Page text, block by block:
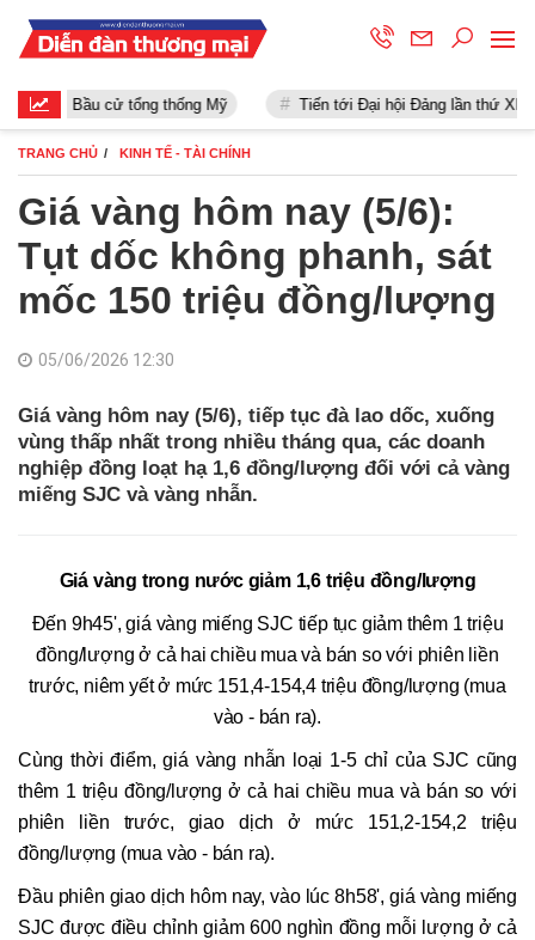
Bầu cử tổng thống Mỹ Tiến tới Đại hội Đảng lần thứ XIII
TRANG CHỦ KINH TẾ - TÀI CHÍNH
Giá vàng hôm nay (5/6):
Tụt dốc không phanh, sát
mốc 150 triệu đồng/lượng
05/06/2026 12:30
Giá vàng hôm nay (5/6), tiếp tục đà lao dốc, xuống
vùng thấp nhất trong nhiều tháng qua, các doanh
nghiệp đồng loạt hạ 1,6 đồng/lượng đối với cả vàng
miếng SJC và vàng nhẫn.
Giá vàng trong nước giảm 1,6 triệu đồng/lượng
Đến 9h45', giá vàng miếng SJC tiếp tục giảm thêm 1 triệu
đồng/lượng ở cả hai chiều mua và bán so với phiên liền
trước, niêm yết ở mức 151,4-154,4 triệu đồng/lượng (mua
vào - bán ra).
Cùng thời điểm, giá vàng nhẫn loại 1-5 chỉ của SJC cũng
thêm 1 triệu đồng/lượng ở cả hai chiều mua và bán so với
phiên liền trước, giao dịch ở mức 151,2-154,2 triệu
đồng/lượng (mua vào - bán ra).
Đầu phiên giao dịch hôm nay, vào lúc 8h58', giá vàng miếng
SJC được điều chỉnh giảm 600 nghìn đồng mỗi lượng ở cả